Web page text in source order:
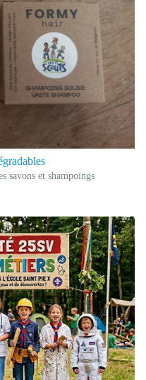
savons et shampoings